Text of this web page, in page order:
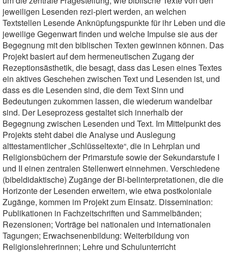
jeweiligen Lesenden rezi-piert werden, an welchen
Textstellen Lesende Anknüpfungspunkte für ihr Leben und die
jeweilige Gegenwart finden und welche Impulse sie aus der
Begegnung mit den biblischen Texten gewinnen können. Das
Projekt basiert auf dem hermeneutischen Zugang der
Rezeptionsästhetik, die besagt, dass das Lesen eines Textes
ein aktives Geschehen zwischen Text und Lesenden ist, und
dass es die Lesenden sind, die dem Text Sinn und
Bedeutungen zukommen lassen, die wiederum wandelbar
sind. Der Leseprozess gestaltet sich innerhalb der
Begegnung zwischen Lesenden und Text. Im Mittelpunkt des
Projekts steht dabei die Analyse und Auslegung
alttestamentlicher „Schlüsseltexte“, die in Lehrplan und
Religionsbüchern der Primarstufe sowie der Sekundarstufe I
und II einen zentralen Stellenwert einnehmen. Verschiedene
(bibeldidaktische) Zugänge der Bi-belinterpretationen, die die
Horizonte der Lesenden erweitern, wie etwa postkoloniale
Zugänge, kommen im Projekt zum Einsatz. Dissemination:
Publikationen in Fachzeitschriften und Sammelbänden;
Rezensionen; Vorträge bei nationalen und internationalen
Tagungen; Erwachsenenbildung: Weiterbildung von
Religionslehrerinnen; Lehre und Schulunterricht